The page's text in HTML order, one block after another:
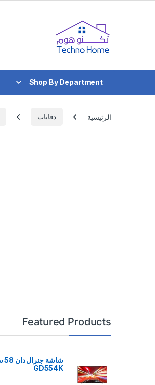
Shop By Department
الرئيسية دفايات
Featured Products
GD554K